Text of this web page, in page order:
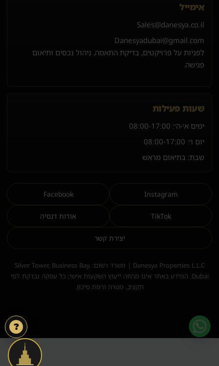
?
אימייל
Sales@danesya.co.il
Danesyadubai@gmail.com
לפניות על פרויקטים, בדיקת התאמה, ניהול נכסים ותיאום
פגישה.
שעות פעילות
ימים א׳-ה׳: 08:00-17:00
יום ו׳: 08:00-17:00
שבת: בתיאום מראש
Instagram
Facebook
TikTok אודות דנסיה
יצירת קשר
Danesya Properties L.L.C | משרד רשום: Silver Tower, Business Bay,
Dubai. המידע באתר אינו מהווה ייעוץ השקעות אישי; כל עסקה נבדקת לפי
תקציב, מטרה ורמת סיכון.